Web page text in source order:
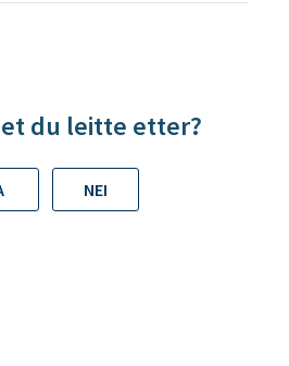
du leitte etter?
NEI